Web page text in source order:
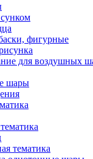
фигурные
для воздушных
шары
тематика